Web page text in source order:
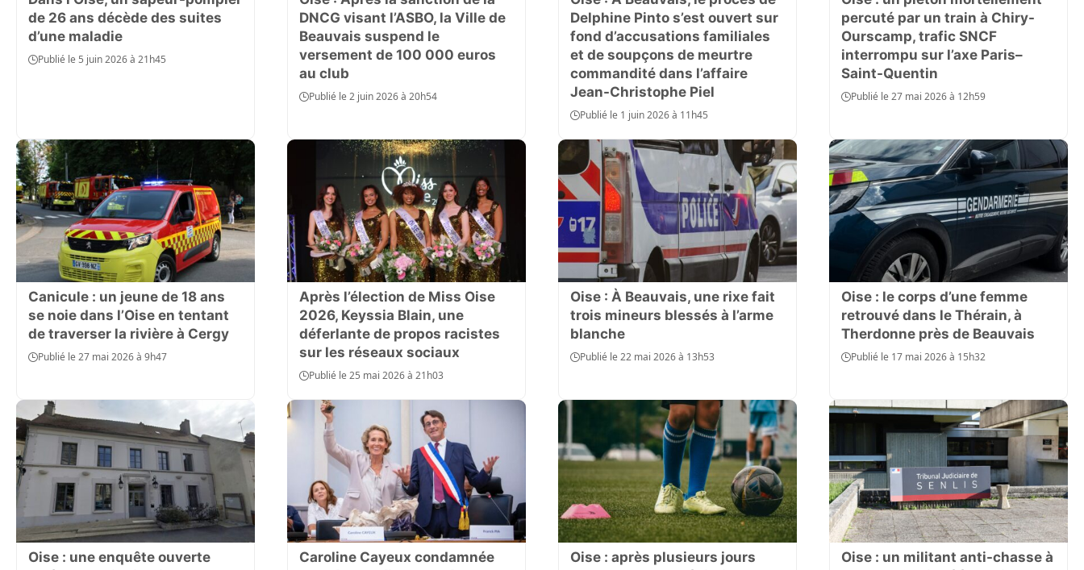
de 26 ans décède des suites
d’une maladie
Publié le 5 juin 2026 à 21h45
DNCG visant l’ASBO, la Ville de
Beauvais suspend le
versement de 100 000 euros
au club
Publié le 2 juin 2026 à 20h54
Delphine Pinto s’est ouvert sur
fond d’accusations familiales
et de soupçons de meurtre
commandité dans l’affaire
Jean-Christophe Piel
Publié le 1 juin 2026 à 11h45
percuté par un train à Chiry-
Ourscamp, trafic SNCF
interrompu sur l’axe Paris–
Saint-Quentin
Publié le 27 mai 2026 à 12h59
Canicule : un jeune de 18 ans
se noie dans l’Oise en tentant
de traverser la rivière à Cergy
Publié le 27 mai 2026 à 9h47
Après l’élection de Miss Oise
2026, Keyssia Blain, une
déferlante de propos racistes
sur les réseaux sociaux
Publié le 25 mai 2026 à 21h03
Oise : À Beauvais, une rixe fait
trois mineurs blessés à l’arme
blanche
Publié le 22 mai 2026 à 13h53
Oise : le corps d’une femme
retrouvé dans le Thérain, à
Therdonne près de Beauvais
Publié le 17 mai 2026 à 15h32
Oise : une enquête ouverte
Caroline Cayeux condamnée
Oise : après plusieurs jours
Oise : un militant anti-chasse à